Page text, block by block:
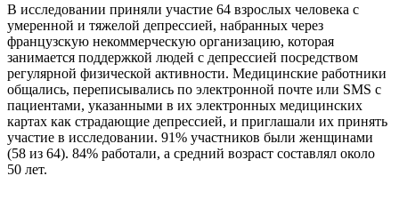
В исследовании приняли участие 64 взрослых человека с
умеренной и тяжелой депрессией, набранных через
французскую некоммерческую организацию, которая
занимается поддержкой людей с депрессией посредством
регулярной физической активности. Медицинские работники
общались, переписывались по электронной почте или SMS с
пациентами, указанными в их электронных медицинских
картах как страдающие депрессией, и приглашали их принять
участие в исследовании. 91% участников были женщинами
(58 из 64). 84% работали, а средний возраст составлял около
50 лет.